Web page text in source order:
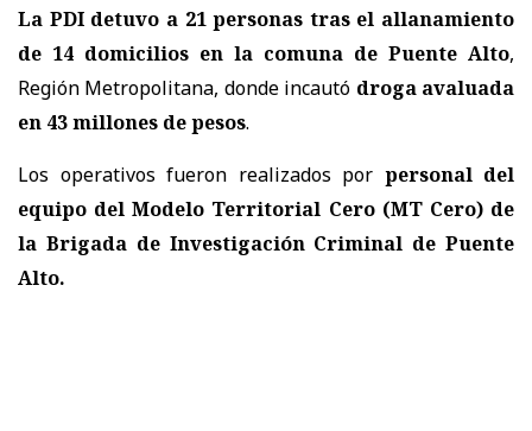
La PDI detuvo a 21 personas tras el allanamiento
de 14 domicilios en la comuna de Puente Alto,
Región Metropolitana, donde incautó droga avaluada
en 43 millones de pesos.
Los operativos fueron realizados por personal del
equipo del Modelo Territorial Cero (MT Cero) de
la Brigada de Investigación Criminal de Puente
Alto.